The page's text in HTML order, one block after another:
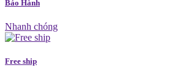
Bảo Hành
Nhanh chóng
Free ship